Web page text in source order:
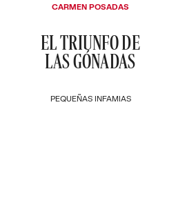
PEQUEÑAS INFAMIAS
EL TRIUNFO DE
LAS GÓNADAS
CARMEN POSADAS